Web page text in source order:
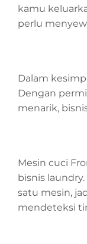
kamu
perlu
Dalam
Dengan
menarik,
Mesin cuci
bisnis
satu mesin,
mendeteksi